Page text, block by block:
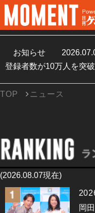
お知らせ
登録者数が10万人を突破
TOP ニュース
(2026.08.07現在)
岡